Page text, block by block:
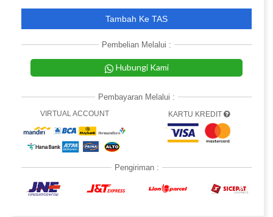
Tambah Ke TAS
Pembelian Melalui :
Hubungi Kami
Pembayaran Melalui :
VIRTUAL ACCOUNT KARTU KREDIT
Pengiriman :